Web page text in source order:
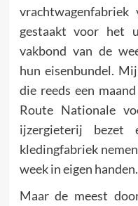
gestaakt voor het
vakbond van de
hun eisenbundel.
die reeds een
Route Nationale
ijzergieterij
kledingfabriek
week in eigen handen.
Maar de meest